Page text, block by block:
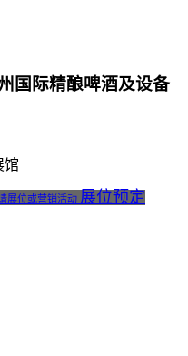
国际精酿啤酒及设备
馆
展位或营销活动 展位预定